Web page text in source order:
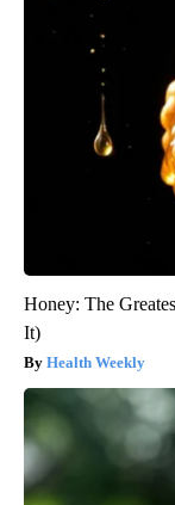
Honey: The
It)
Health Weekly